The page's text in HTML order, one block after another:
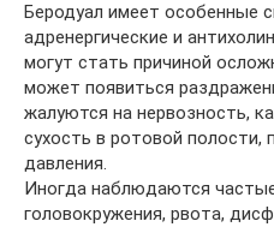
Беродуал имеет особенные
адренергические и
могут стать причиной
может появиться
жалуются на нервозность,
сухость в ротовой полости,
давления.
Иногда наблюдаются
головокружения, рвота,